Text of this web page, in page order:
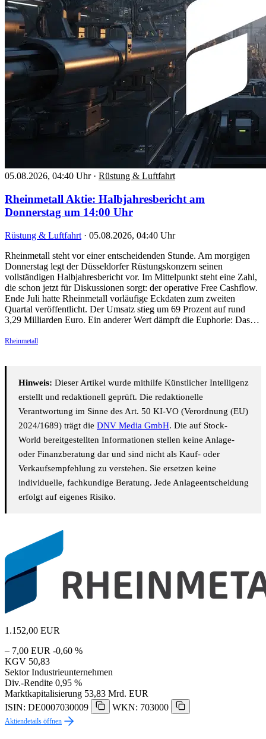
05.08.2026, 04:40 Uhr · Rüstung & Luftfahrt
Rheinmetall Aktie: Halbjahresbericht am
Donnerstag um 14:00 Uhr
Rüstung & Luftfahrt · 05.08.2026, 04:40 Uhr
Rheinmetall steht vor einer entscheidenden Stunde. Am morgigen
Donnerstag legt der Düsseldorfer Rüstungskonzern seinen
vollständigen Halbjahresbericht vor. Im Mittelpunkt steht eine Zahl,
die schon jetzt für Diskussionen sorgt: der operative Free Cashflow.
Ende Juli hatte Rheinmetall vorläufige Eckdaten zum zweiten
Quartal veröffentlicht. Der Umsatz stieg um 69 Prozent auf rund
3,29 Milliarden Euro. Ein anderer Wert dämpft die Euphorie: Das…
Rheinmetall
Hinweis: Dieser Artikel wurde mithilfe Künstlicher Intelligenz
erstellt und redaktionell geprüft. Die redaktionelle
Verantwortung im Sinne des Art. 50 KI-VO (Verordnung (EU)
2024/1689) trägt die DNV Media GmbH. Die auf Stock-
World bereitgestellten Informationen stellen keine Anlage-
oder Finanzberatung dar und sind nicht als Kauf- oder
Verkaufsempfehlung zu verstehen. Sie ersetzen keine
individuelle, fachkundige Beratung. Jede Anlageentscheidung
erfolgt auf eigenes Risiko.
1.152,00 EUR
– 7,00 EUR -0,60 %
KGV 50,83
Sektor Industrieunternehmen
Div.-Rendite 0,95 %
Marktkapitalisierung 53,83 Mrd. EUR
ISIN: DE0007030009
WKN: 703000
Aktiendetails öffnen